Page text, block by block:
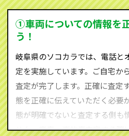
ため、中間マージンがかかりま
を実現し、お客様に利益を還元
す。
590-870）までお問い合わせ下
査定・ご相談・見積もりはすべ
心してお問い合わせください。
①車両についての情報を
う！
岐阜県のソコカラでは、電話と
定を実施しています。ご自宅か
査定が完了します。正確に査定
態を正確に伝えていただく必要
態が明確でないと査定する側も
せん。廃車・事故車査定する際